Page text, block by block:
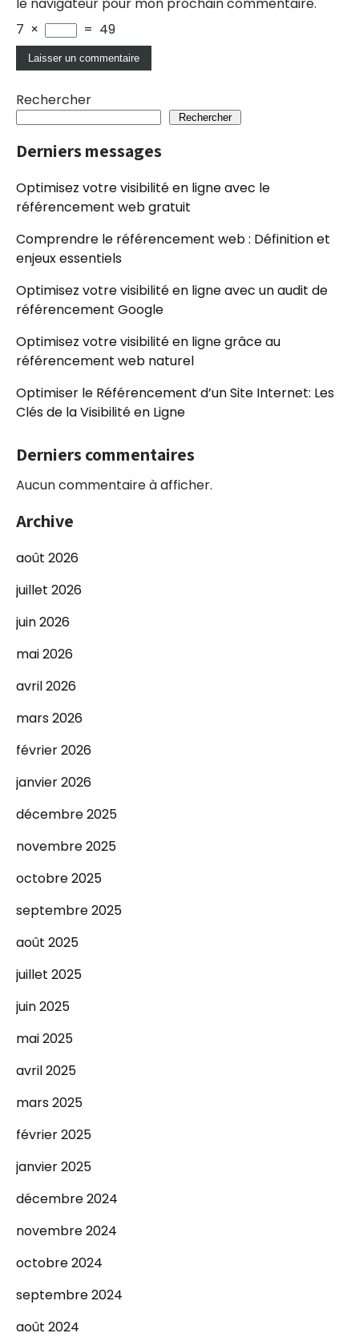
7 × = 49
Rechercher
Rechercher
Derniers messages
Optimisez votre visibilité en ligne avec le
référencement web gratuit
Comprendre le référencement web : Définition et
enjeux essentiels
Optimisez votre visibilité en ligne avec un audit de
référencement Google
Optimisez votre visibilité en ligne grâce au
référencement web naturel
Optimiser le Référencement d’un Site Internet: Les
Clés de la Visibilité en Ligne
Derniers commentaires
Aucun commentaire à afficher.
Archive
août 2026
juillet 2026
juin 2026
mai 2026
avril 2026
mars 2026
février 2026
janvier 2026
décembre 2025
novembre 2025
octobre 2025
septembre 2025
août 2025
juillet 2025
juin 2025
mai 2025
avril 2025
mars 2025
février 2025
janvier 2025
décembre 2024
novembre 2024
octobre 2024
septembre 2024
août 2024